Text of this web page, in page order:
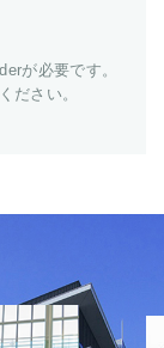
が必要です。
ださい。